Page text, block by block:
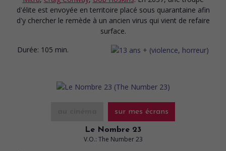
d'élite est envoyée en territoire placé sous quarantaine afin
d'y chercher le remède à un ancien virus qui vient de refaire
surface.
Durée: 105 min.
sur mes écrans
Le Nombre 23
V.O.: The Number 23